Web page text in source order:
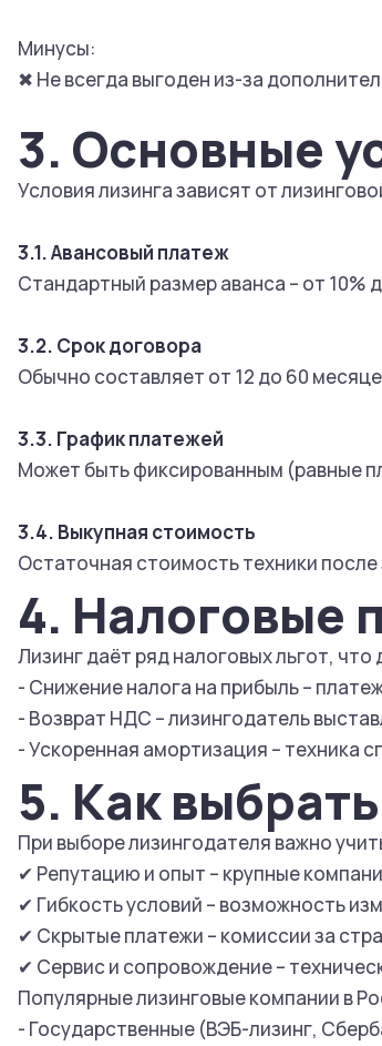
Минусы:
✖ Не всегда выгоден из-за
3. Основные
Условия лизинга зависят от
3.1. Авансовый платеж
Стандартный размер аванса – от
3.2. Срок договора
Обычно составляет от 12 до 60
3.3. График платежей
Может быть фиксированным (равные
3.4. Выкупная стоимость
Остаточная стоимость техники
4. Налоговые
Лизинг даёт ряд налоговых льгот,
- Снижение налога на прибыль –
- Возврат НДС – лизингодатель
- Ускоренная амортизация – техника
5. Как
При выборе лизингодателя важно
✔ Репутацию и опыт – крупные
✔ Гибкость условий – возможность
✔ Скрытые платежи – комиссии за
✔ Сервис и сопровождение –
Популярные лизинговые компании в
- Государственные (ВЭБ-лизинг,